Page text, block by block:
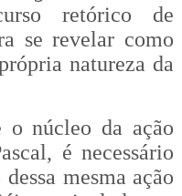
retórico de
se revelar como
natureza da
o núcleo da ação
é necessário
mesma ação